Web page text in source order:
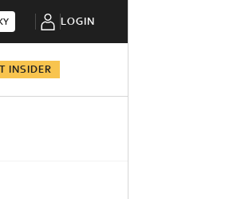
LOGIN
INSIDER